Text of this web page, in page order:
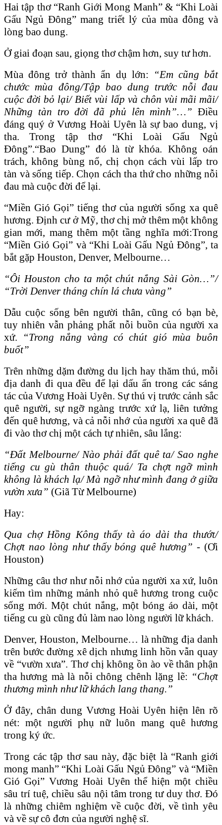
Hai tập thơ “Ranh Giới Mong Manh” & “Khi Loài
Gấu Ngủ Đông” mang triết lý của mùa đông và
lòng bao dung.
Ở giai đoạn sau, giọng thơ chậm hơn, suy tư hơn.
Mùa đông trở thành ẩn dụ lớn:
“Em cũng bắt
chước mùa đông/Tập bao dung trước nỗi đau
cuộc đời bỏ lại/ Biết vùi lấp và chôn vùi mãi mãi/
Những tàn tro đời đã phủ lên mình”…” Điều
đáng quý ở Vương Hoài Uyên là sự bao dung, vị
tha. Trong tập thơ “Khi Loài Gấu Ngủ
Đông”.“Bao Dung” đó là từ khóa. Không oán
trách, không bùng nổ, chị chọn cách vùi lấp tro
tàn và sống tiếp. Chọn cách tha thứ cho những nỗi
đau mà cuộc đời để lại.
“Miền Gió Gọi” tiếng thơ của người sống xa quê
hương. Định cư ở Mỹ, thơ chị mở thêm một không
gian mới, mang thêm một tầng nghĩa mới:Trong
“MiềnGió Gọi” và “KhiLoài Gấu Ngủ Đông”, ta
bắt gặp Houston, Denver, Melbourne…
“Ôi Houston cho ta một chút nắng Sài Gòn…”/
“Trời Denver tháng chín lá chưa vàng”
Dẫu cuộc sống bên người thân, cũng có bạn bè,
tuy nhiên vẫn phảng phất nỗi buồn của người xa
xứ.
“Trong nắng vàng có chút gió mùa buôn
buốt”
Trên những dặm đường du lịch hay thăm thú, mỗi
địa danh đi qua đều để lại dấu ấn trong các sáng
tác của Vương Hoài Uyên. Sự thú vị trước cảnh sắc
quê người, sự ngỡ ngàng trước xứ lạ, liên tưởng
đến quê hương, và cả nỗi nhớ của người xa quê đã
đi vào thơ chị một cách tự nhiên, sâu lắng:
“Đất Melbourne/ Nào phải đất quê ta/ Sao nghe
tiếng cu gù thân thuộc quá/ Ta chợt ngỡ mình
không là khách lạ/ Mà ngỡ như mình đang ở giữa
vườn xưa” (Giã Từ Melbourne)
Hay:
Qua chợ Hồng Kông thấy tà áo dài tha thướt/
Chợt nao lòng như thấy bóng quê hương” - (Ơi
Houston)
Những câu thơ như nỗi nhớ của người xa xứ, luôn
kiếm tìm những mảnh nhỏ quê hương trong cuộc
sống mới. Một chút nắng, một bóng áo dài, một
tiếng cu gù cũng đủ làm nao lòng người lữ khách.
Denver, Houston, Melbourne… là những địa danh
trên bước đường xê dịch nhưng linh hồn vẫn quay
về “vườn xưa”. Thơ chị không ồn ào về thân phận
tha hương mà là nỗi chông chênh lặng lẽ: “Chợt
thương mình như lữ khách lang thang.”
Ở đây, chân dung Vương Hoài Uyên hiện lên rõ
nét: một người phụ nữ luôn mang quê hương
trong ký ức.
Trong các tập thơ sau này, đặc biệt là “Ranh giới
mong manh” “Khi Loài Gấu Ngủ Đông” và “Miền
Gió Gọi” Vương Hoài Uyên thể hiện một chiều
sâu trí tuệ, chiều sâu nội tâm trong tư duy thơ. Đó
là những chiêm nghiệm về cuộc đời, về tình yêu
và về sự cô đơn của người nghệ sĩ.